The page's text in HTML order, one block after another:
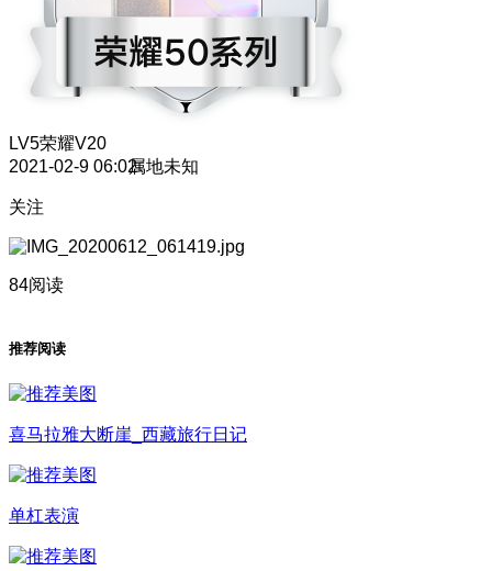
LV5荣耀V20
2021-02-9 06:02属地未知
关注
84阅读
推荐阅读
喜马拉雅大断崖_西藏旅行日记
单杠表演